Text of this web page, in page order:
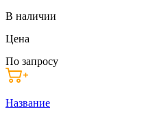
В наличии
Цена
По запросу
Название